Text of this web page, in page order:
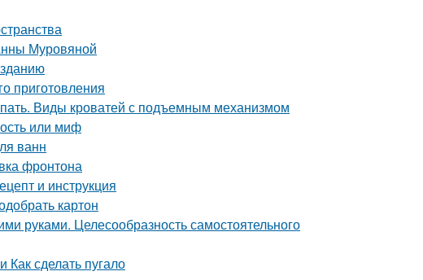
Муровяной
приготовления
Виды кроватей с подъемным механизмом
или миф
ванн
фронтона
и инструкция
картон
руками. Целесообразность самостоятельного
сделать пугало